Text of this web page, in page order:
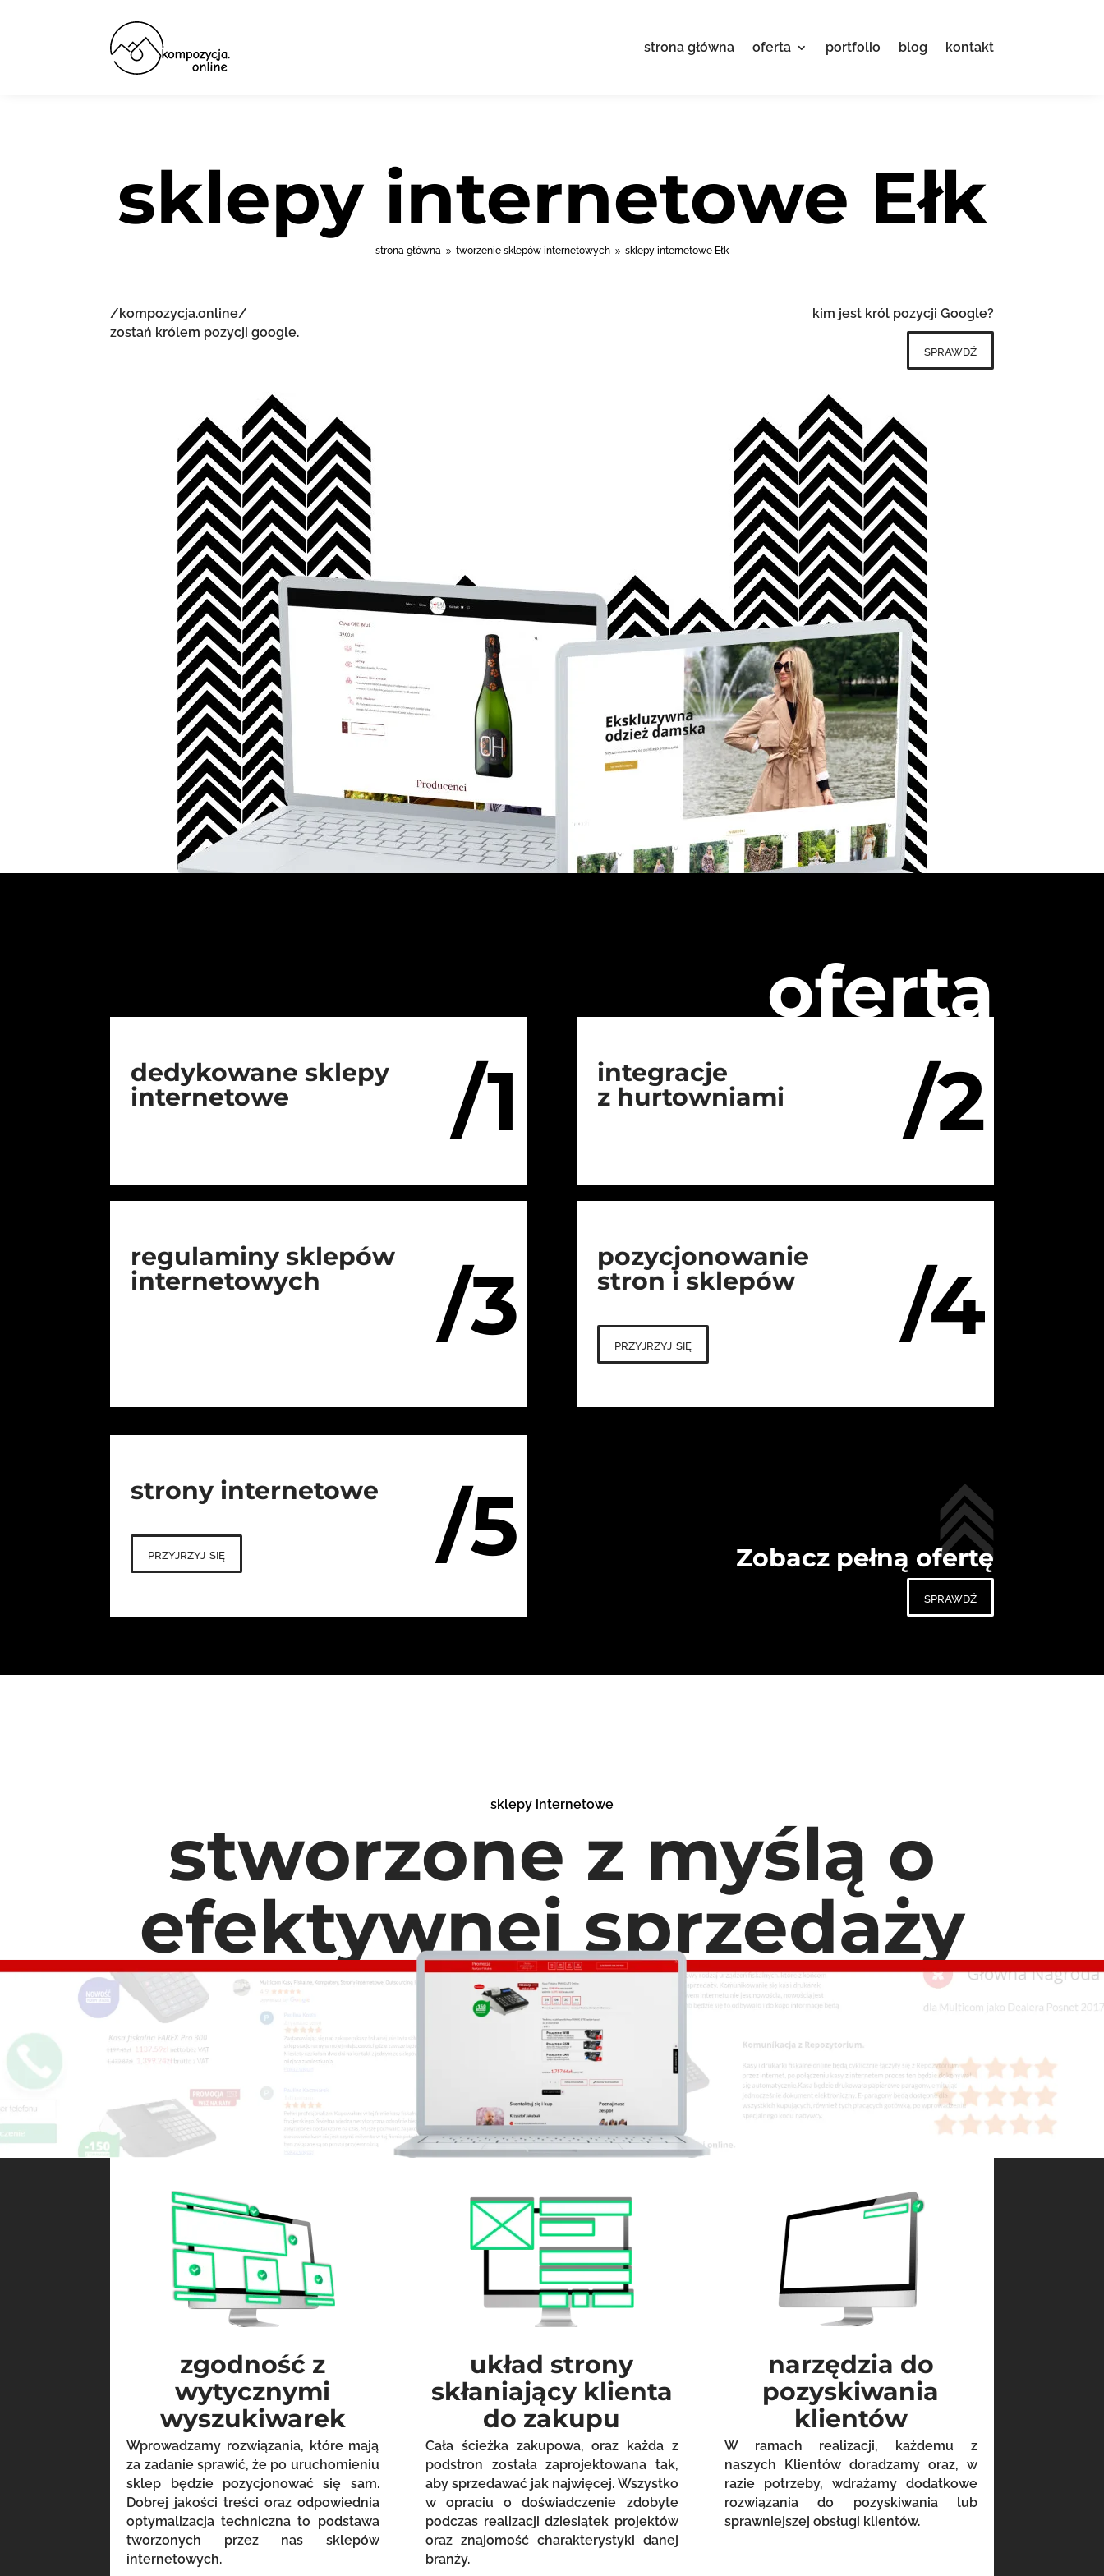
strona główna oferta portfolio blog kontakt
sklepy internetowe Ełk
strona główna 9 tworzenie sklepów internetowych 9 sklepy internetowe Ełk
/kompozycja.online/
zostań królem pozycji google.
kim jest król pozycji Google?
sprawdź
oferta
/1
dedykowane sklepy
internetowe
/2
integracje
z hurtowniami
/3
regulaminy sklepów
internetowych
/4
pozycjonowanie
stron i sklepów
przyjrzyj się
/5
strony internetowe
przyjrzyj się Zobacz pełną ofertę
sprawdź
sklepy internetowe
stworzone z myślą o
efektywnej sprzedaży
zgodność z
wytycznymi
wyszukiwarek
Wprowadzamy rozwiązania, które mają
za zadanie sprawić, że po uruchomieniu
sklep będzie pozycjonować się sam.
Dobrej jakości treści oraz odpowiednia
optymalizacja techniczna to podstawa
tworzonych przez nas sklepów
internetowych.
układ strony
skłaniający klienta
do zakupu
Cała ścieżka zakupowa, oraz każda z
podstron została zaprojektowana tak,
aby sprzedawać jak najwięcej. Wszystko
w opraciu o doświadczenie zdobyte
podczas realizacji dziesiątek projektów
oraz znajomość charakterystyki danej
branży.
narzędzia do
pozyskiwania
klientów
W ramach realizacji, każdemu z
naszych Klientów doradzamy oraz, w
razie potrzeby, wdrażamy dodatkowe
rozwiązania do pozyskiwania lub
sprawniejszej obsługi klientów.